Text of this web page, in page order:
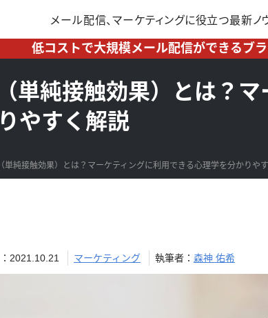
メール配信、マーケティングに役立つ最新ノ
低コストで大規模メール配信ができるブ
単純接触効果）とは？
やすく解説
単純接触効果）とは？マーケティングに利用できる心理学を分かりや
2021.10.21 マーケティング 執筆者： 森神 佑希